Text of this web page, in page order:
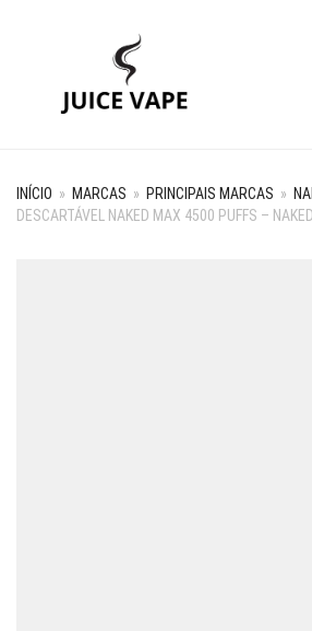
INÍCIO » MARCAS » PRINCIPAIS MARCAS »
DESCARTÁVEL NAKED MAX 4500 PUFFS – NAKED